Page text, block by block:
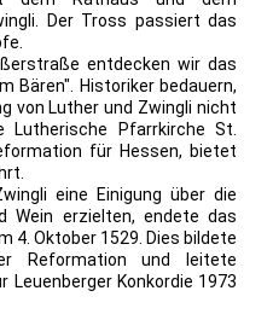
Der Tross passiert das
entdecken wir das
Bären". Historiker bedauern,
von Luther und Zwingli nicht
Pfarrkirche St.
für Hessen, bietet
eine Einigung über die
Wein erzielten, endete das
4. Oktober 1529. Dies bildete
Reformation und leitete
Leuenberger Konkordie 1973